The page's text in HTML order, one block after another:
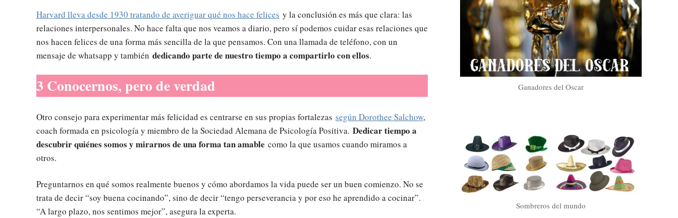
Harvard lleva desde 1930 tratando de averiguar qué nos hace felices y la conclusión es más que clara: las
relaciones interpersonales. No hace falta que nos veamos a diario, pero sí podemos cuidar esas relaciones que
nos hacen felices de una forma más sencilla de la que pensamos. Con una llamada de teléfono, con un
mensaje de whatsapp y también dedicando parte de nuestro tiempo a compartirlo con ellos.
3 Conocernos, pero de verdad
Otro consejo para experimentar más felicidad es centrarse en sus propias fortalezas según Dorothee Salchow,
coach formada en psicología y miembro de la Sociedad Alemana de Psicología Positiva. Dedicar tiempo a
descubrir quiénes somos y mirarnos de una forma tan amable como la que usamos cuando miramos a
otros.
Preguntarnos en qué somos realmente buenos y cómo abordamos la vida puede ser un buen comienzo. No se
trata de decir “soy buena cocinando”, sino de decir “tengo perseverancia y por eso he aprendido a cocinar”.
“A largo plazo, nos sentimos mejor”, asegura la experta.
Ganadores del Oscar
Sombreros del mundo